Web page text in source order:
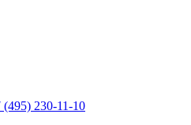
(495) 230-11-10